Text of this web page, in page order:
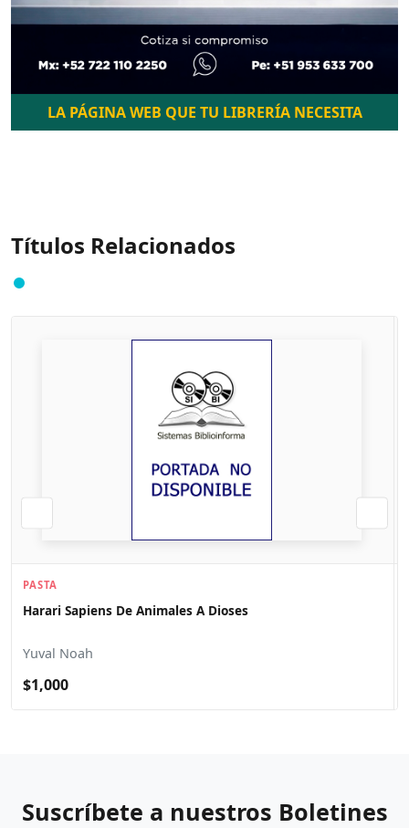
LA PÁGINA WEB QUE TU LIBRERÍA NECESITA
Títulos Relacionados
PASTA
Harari Sapiens De Animales A Dioses
Yuval Noah
$1,000
Suscríbete a nuestros Boletines